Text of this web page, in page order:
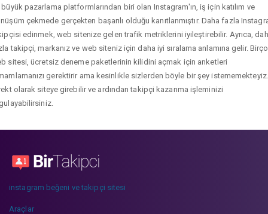
büyük pazarlama platformlarından biri olan Instagram'ın, iş için katılım ve
çekmede gerçekten başarılı olduğu kanıtlanmıştır. Daha fazla
edinmek, web sitenize gelen trafik metriklerini iyileştirebilir. Ayrıca,
takipçi, markanız ve web siteniz için daha iyi sıralama anlamına gelir.
sitesi, ücretsiz deneme paketlerinin kilidini açmak için anketleri
gerektirir ama kesinlikle sizlerden böyle bir şey istememekteyiz.
olarak siteye girebilir ve ardından takipçi kazanma işleminizi
instagram beğeni ve takipçi sitesi
Araçlar